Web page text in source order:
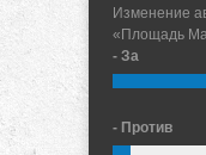
Изменение
«Площадь
- За
- Против